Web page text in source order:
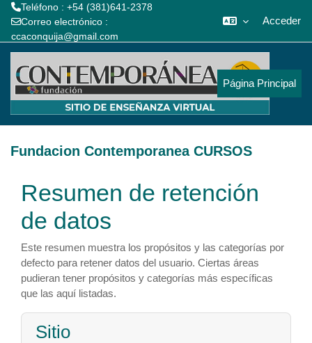
Teléfono : +54 (381)641-2378
Correo electrónico :
ccaconquija@gmail.com
Acceder
Página Principal
Fundacion Contemporanea CURSOS
Resumen de retención
de datos
Este resumen muestra los propósitos y las categorías por
defecto para retener datos del usuario. Ciertas áreas
pudieran tener propósitos y categorías más específicas
que las aquí listadas.
Sitio